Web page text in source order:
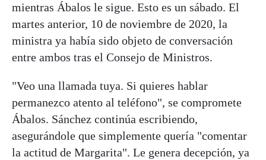
mientras Ábalos le sigue. Esto es un sábado. El
martes anterior, 10 de noviembre de 2020, la
ministra ya había sido objeto de conversación
entre ambos tras el Consejo de Ministros.
"Veo una llamada tuya. Si quieres hablar
permanezco atento al teléfono", se compromete
Ábalos. Sánchez continúa escribiendo,
asegurándole que simplemente quería "comentar
la actitud de Margarita". Le genera decepción, ya